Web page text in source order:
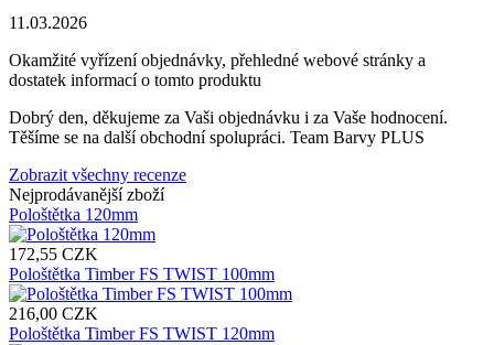
11.03.2026
Okamžité vyřízení objednávky, přehledné webové stránky a
dostatek informací o tomto produktu
Dobrý den, děkujeme za Vaši objednávku i za Vaše hodnocení.
Těšíme se na další obchodní spolupráci. Team Barvy PLUS
Zobrazit všechny recenze
Nejprodávanější zboží
Pološtětka 120mm
172,55 CZK
Pološtětka Timber FS TWIST 100mm
216,00 CZK
Pološtětka Timber FS TWIST 120mm